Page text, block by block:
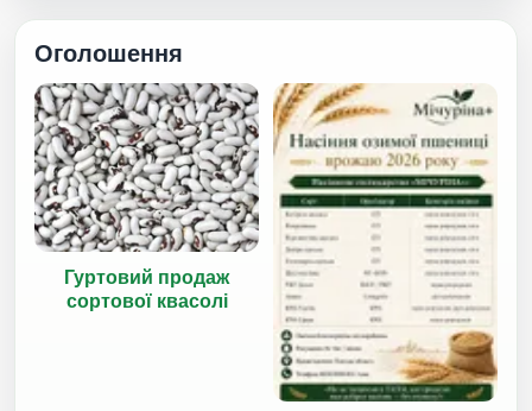
Оголошення
Гуртовий продаж
сортової квасолі